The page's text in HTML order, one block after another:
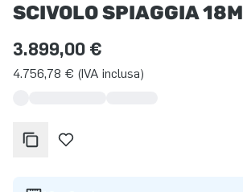
SCIVOLO SPIAGGIA 18M
3.899,00 €
4.756,78 € (IVA inclusa)